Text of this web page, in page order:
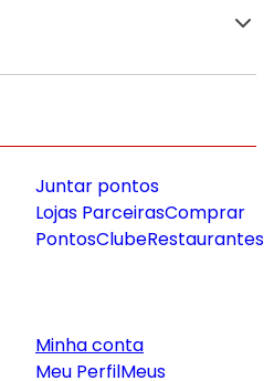
Juntar pontos
Lojas ParceirasComprar
PontosClubeRestaurantes
Minha conta
Meu PerfilMeus